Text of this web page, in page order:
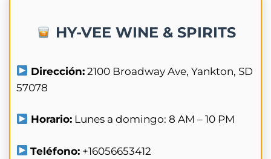
HY-VEE WINE & SPIRITS
Dirección: 2100 Broadway Ave, Yankton, SD
57078
Horario: Lunes a domingo: 8 AM – 10 PM
Teléfono: +16056653412